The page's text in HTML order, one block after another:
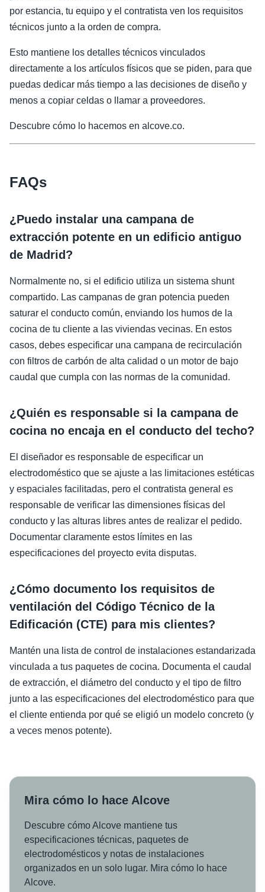
por estancia, tu equipo y el contratista ven los requisitos
técnicos junto a la orden de compra.
Esto mantiene los detalles técnicos vinculados
directamente a los artículos físicos que se piden, para que
puedas dedicar más tiempo a las decisiones de diseño y
menos a copiar celdas o llamar a proveedores.
Descubre cómo lo hacemos en alcove.co.
FAQs
¿Puedo instalar una campana de
extracción potente en un edificio antiguo
de Madrid?
Normalmente no, si el edificio utiliza un sistema shunt
compartido. Las campanas de gran potencia pueden
saturar el conducto común, enviando los humos de la
cocina de tu cliente a las viviendas vecinas. En estos
casos, debes especificar una campana de recirculación
con filtros de carbón de alta calidad o un motor de bajo
caudal que cumpla con las normas de la comunidad.
¿Quién es responsable si la campana de
cocina no encaja en el conducto del techo?
El diseñador es responsable de especificar un
electrodoméstico que se ajuste a las limitaciones estéticas
y espaciales facilitadas, pero el contratista general es
responsable de verificar las dimensiones físicas del
conducto y las alturas libres antes de realizar el pedido.
Documentar claramente estos límites en las
especificaciones del proyecto evita disputas.
¿Cómo documento los requisitos de
ventilación del Código Técnico de la
Edificación (CTE) para mis clientes?
Mantén una lista de control de instalaciones estandarizada
vinculada a tus paquetes de cocina. Documenta el caudal
de extracción, el diámetro del conducto y el tipo de filtro
junto a las especificaciones del electrodoméstico para que
el cliente entienda por qué se eligió un modelo concreto (y
a veces menos potente).
Mira cómo lo hace Alcove
Descubre cómo Alcove mantiene tus
especificaciones técnicas, paquetes de
electrodomésticos y notas de instalaciones
organizados en un solo lugar. Mira cómo lo hace
Alcove.